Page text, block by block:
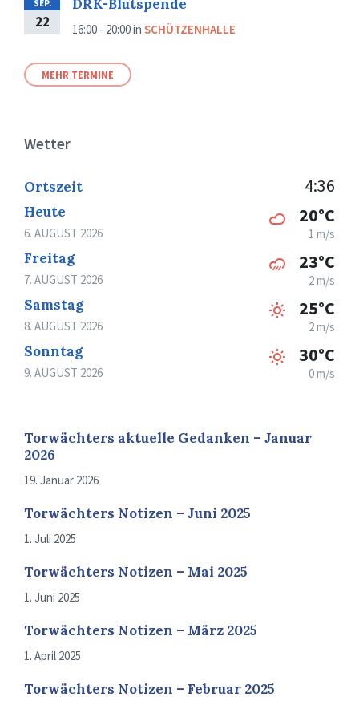
SEP.
22
DRK-Blutspende
16:00 - 20:00in SCHÜTZENHALLE
MEHR TERMINE
Wetter
Ortszeit 4:36
Heute
6. AUGUST 2026
20°C
1 m/s
Freitag
7. AUGUST 2026
23°C
2 m/s
Samstag
8. AUGUST 2026
25°C
2 m/s
Sonntag
9. AUGUST 2026
30°C
0 m/s
Torwächters aktuelle Gedanken – Januar
2026
19. Januar 2026
Torwächters Notizen – Juni 2025
1. Juli 2025
Torwächters Notizen – Mai 2025
1. Juni 2025
Torwächters Notizen – März 2025
1. April 2025
Torwächters Notizen – Februar 2025